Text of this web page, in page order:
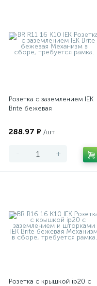
Розетка с заземлением IEK
Brite бежевая
288.97 ₽ /шт
- +
Розетка с крышкой ip20 с